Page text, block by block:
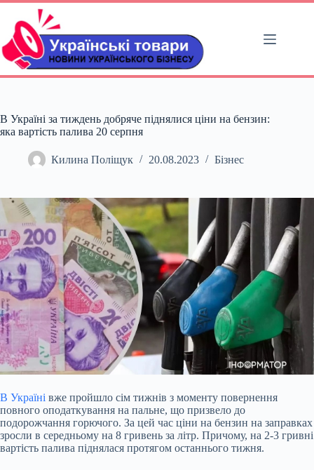
Перейти
вмісту
В Україні за тиждень добряче піднялися ціни на бензин:
яка вартість палива 20 серпня
Килина Поліщук 20.08.2023 Бізнес
В Україні вже пройшло сім тижнів з моменту повернення
повного оподаткування на пальне, що призвело до
подорожчання горючого. За цей час ціни на бензин на заправках
зросли в середньому на 8 гривень за літр. Причому, на 2-3 гривні
вартість палива піднялася протягом останнього тижня.